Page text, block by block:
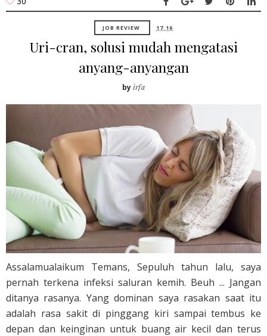
JOB REVIEW 17.16
Uri-cran, solusi mudah mengatasi
anyang-anyangan
byirfa
Assalamualaikum Temans, Sepuluh tahun lalu, saya
pernah terkena infeksi saluran kemih. Beuh ... Jangan
ditanya rasanya. Yang dominan saya rasakan saat itu
adalah rasa sakit di pinggang kiri sampai tembus ke
depan dan keinginan untuk buang air kecil dan terus